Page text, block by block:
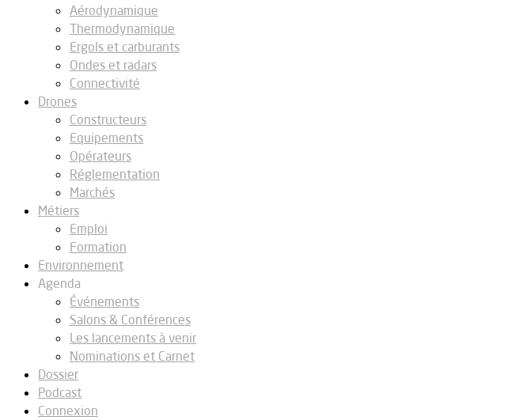
Aérodynamique
Thermodynamique
Ergols et carburants
Ondes et radars
Connectivité
Drones
Constructeurs
Equipements
Opérateurs
Réglementation
Marchés
Métiers
Emploi
Formation
Environnement
Agenda
Événements
Salons & Conférences
Les lancements à venir
Nominations et Carnet
Dossier
Podcast
Connexion